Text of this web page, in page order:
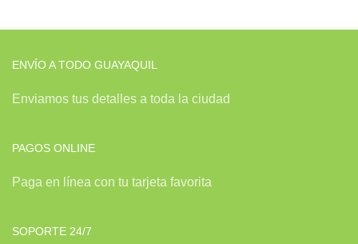
ENVÍO A TODO GUAYAQUIL
Enviamos tus detalles a toda la ciudad
PAGOS ONLINE
Paga en línea con tu tarjeta favorita
SOPORTE 24/7